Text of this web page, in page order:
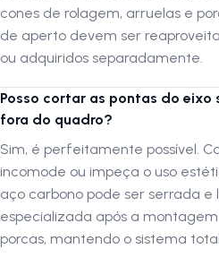
cones de rolagem, arruelas e
de aperto devem ser
ou adquiridos separadamente.
Posso cortar as pontas do eixo
fora do quadro?
Sim, é perfeitamente possível.
incomode ou impeça o uso
aço carbono pode ser serrada
especializada após a
porcas, mantendo o sistema